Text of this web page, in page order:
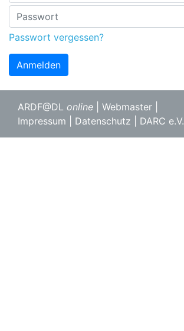
Passwort vergessen?
Anmelden
ARDF@DL online Webmaster
Impressum
Datenschutz DARC e.V.